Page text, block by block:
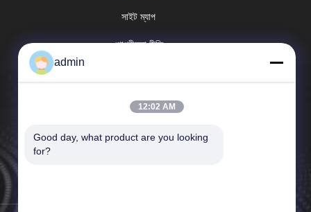
সাইট ম্যাপ
গোপনীয়তা নীতি
admin
12:02 AM
Good day, what product are you looking
for?